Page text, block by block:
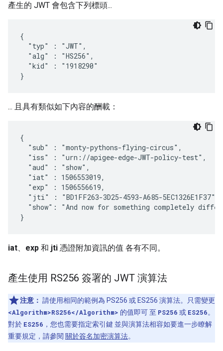
產生的 JWT 會包含下列標頭...
{
  "typ" : "JWT",
  "alg" : "HS256",
  "kid" : "1918290"
}
... 且具有類似如下內容的酬載：
{
  "sub" : "monty-pythons-flying-circus",
  "iss" : "urn://apigee-edge-JWT-policy-test",
  "aud" : "show",
  "iat" : 1506553019,
  "exp" : 1506556619,
  "jti" : "BD1FF263-3D25-4593-A685-5EC1326E1F37",
"show": "And now for something completely
}
iat、 exp 和 jti 憑證附加資訊的值 各有不同。
產生使用 RS256 簽署的 JWT 演算法
注意： 請使用相同的範例為 PS256 或 ES256 演算法。只需變更
<Algorithm>RS256</Algorithm> 的值即可 至 PS256 或 ES256。
對於 ES256 ，您也需要指定索引鍵 並與演算法相容如要進一步瞭解
重要規定，請參閱 關於簽名加密演算法。